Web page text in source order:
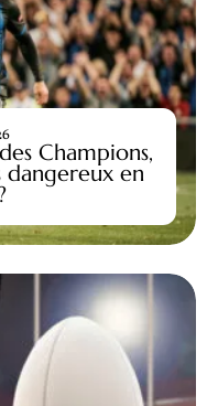
Champions,
en